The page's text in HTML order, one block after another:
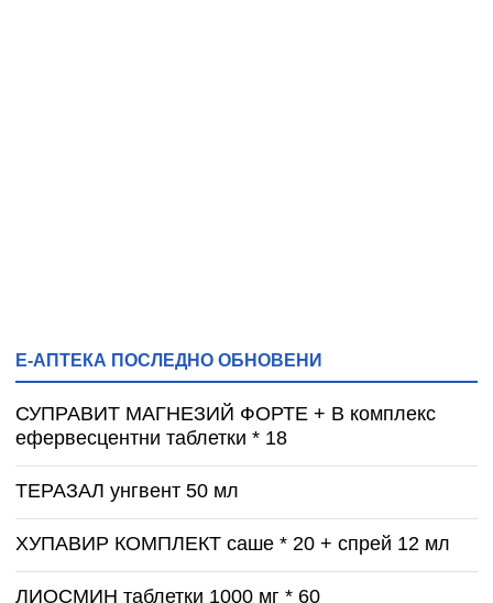
Е-АПТЕКА ПОСЛЕДНО ОБНОВЕНИ
СУПРАВИТ МАГНЕЗИЙ ФОРТЕ + B комплекс
ефервесцентни таблетки * 18
ТЕРАЗАЛ унгвент 50 мл
ХУПАВИР КОМПЛЕКТ саше * 20 + спрей 12 мл
ЛИОСМИН таблетки 1000 мг * 60